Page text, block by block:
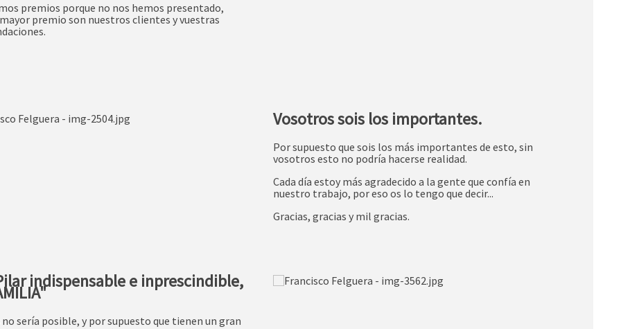
premios porque no nos hemos presentado,
premio son nuestros clientes y vuestras
Vosotros sois los importantes.
Por supuesto que sois los más importantes de esto, sin
vosotros esto no podría hacerse realidad.
Cada día estoy más agradecido a la gente que confía en
nuestro trabajo, por eso os lo tengo que decir...
Gracias, gracias y mil gracias.
indispensable e inprescindible,
sería posible, y por supuesto que tienen un gran